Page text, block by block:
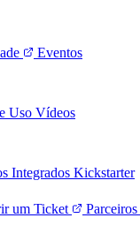
Eventos
Uso Vídeos
Integrados Kickstarter
um Ticket Parceiros